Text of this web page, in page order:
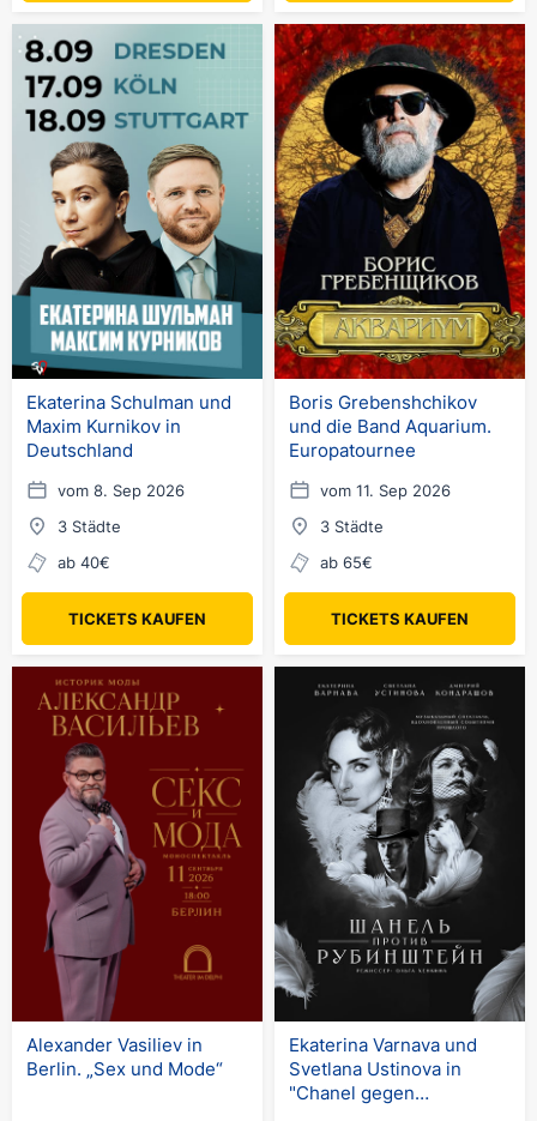
Ekaterina Schulman und
Maxim Kurnikov in
Deutschland
vom 8. Sep 2026
3 Städte
ab 40€
TICKETS KAUFEN
Boris Grebenshchikov
und die Band Aquarium.
Europatournee
vom 11. Sep 2026
3 Städte
ab 65€
TICKETS KAUFEN
Alexander Vasiliev in
Berlin. „Sex und Mode“
Ekaterina Varnava und
Svetlana Ustinova in
"Chanel gegen